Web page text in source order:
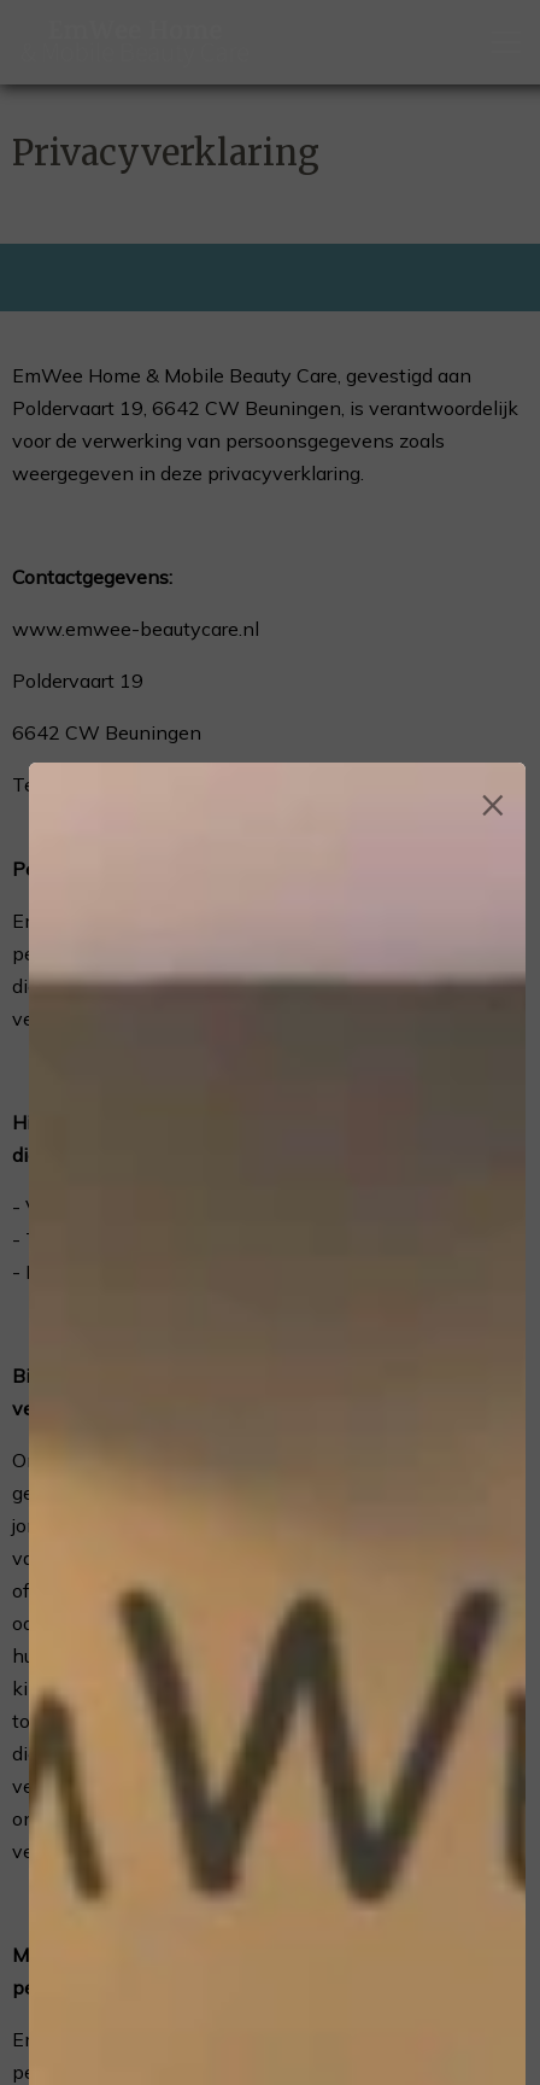
Privacyverklaring
EmWee Home & Mobile Beauty Care, gevestigd aan
Poldervaart 19, 6642 CW Beuningen, is verantwoordelijk
voor de verwerking van persoonsgegevens zoals
weergegeven in deze privacyverklaring.
Contactgegevens:
www.emwee-beautycare.nl
Poldervaart 19
6642 CW Beuningen
Telnr: (0)6 46 01 65 50
Persoonsgegevens die wij verwerken
EmWee Home & Mobile Beauty Care verwerkt je
persoonsgegevens doordat je gebruik maakt van onze
diensten en/of omdat je deze gegevens zelf aan ons
verstrekt.
Hieronder vind je een overzicht van de persoonsgegevens
die wij verwerken:
- Voor- en achternaam
- Telefoonnummer
- E-mailadres
Bijzondere en/of gevoelige persoonsgegevens die wij
verwerken
Onze website en/of dienst heeft niet de intentie
gegevens te verzamelen over websitebezoekers die
jonger zijn dan 16 jaar. Tenzij ze toestemming hebben
van ouders of voogd. We kunnen echter niet controleren
of een bezoeker ouder dan 16 is. Wij raden ouders dan
ook aan betrokken te zijn bij de online activiteiten van
hun kinderen, om zo te voorkomen dat er gegevens over
kinderen verzameld worden zonder ouderlijke
toestemming. Als je er van overtuigd bent dat wij zonder
die toestemming persoonlijke gegevens hebben
verzameld over een minderjarige, neem dan contact met
ons op via myriam@emwee-beautycare.nl, dan
verwijderen wij deze informatie.
Met welk doel en op basis van welke grondslag wij
persoonsgegevens verwerken
EmWee Home & Mobile Beauty Care verwerkt jouw
persoonsgegevens voor de volgende doelen:
×